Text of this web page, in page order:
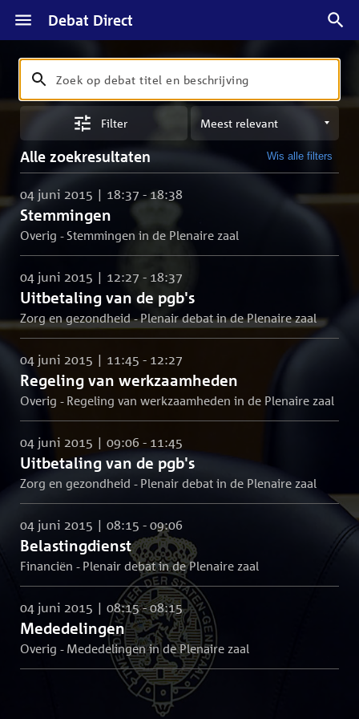
Debat Direct
Zoeken
Zoek
op
en
beschrijving
Filter
Sorteren
op
meest
Alle zoekresultaten Wis alle filters
Stemmingen
04 juni 2015 | 18:37 - 18:38
Overig - Stemmingen in de Plenaire zaal
Uitbetaling van de pgb's
04 juni 2015 | 12:27 - 18:37
Zorg en gezondheid - Plenair debat in de Plenaire zaal
Regeling van werkzaamheden
04 juni 2015 | 11:45 - 12:27
Overig - Regeling van werkzaamheden in de Plenaire zaal
Uitbetaling van de pgb's
04 juni 2015 | 09:06 - 11:45
Zorg en gezondheid - Plenair debat in de Plenaire zaal
Belastingdienst
04 juni 2015 | 08:15 - 09:06
Financiën - Plenair debat in de Plenaire zaal
Mededelingen
04 juni 2015 | 08:15 - 08:15
Overig - Mededelingen in de Plenaire zaal